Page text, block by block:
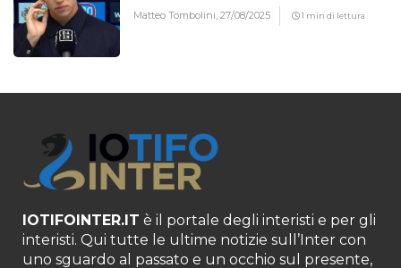
Matteo Tombolini,27/08/2025 1 min di lettura
IOTIFOINTER.IT è il portale degli interisti e per gli
interisti. Qui tutte le ultime notizie sull’Inter con
uno sguardo al passato e un occhio sul presente,